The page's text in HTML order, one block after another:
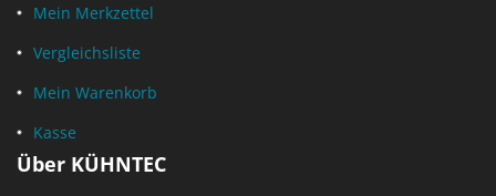
Mein Merkzettel
Vergleichsliste
Mein Warenkorb
Kasse
Über KÜHNTEC